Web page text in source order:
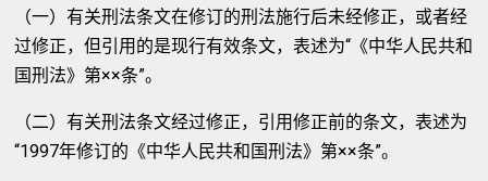
（一）有关刑法条文在修订的刑法施行后未经修正，或者经
过修正，但引用的是现行有效条文，表述为“《中华人民共和
国刑法》第××条”。
（二）有关刑法条文经过修正，引用修正前的条文，表述为
“1997年修订的《中华人民共和国刑法》第××条”。